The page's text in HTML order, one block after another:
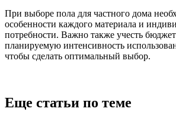
При выборе пола для частного дома
особенности каждого материала и
потребности. Важно также учесть
планируемую интенсивность
чтобы сделать оптимальный выбор.
Еще статьи по теме